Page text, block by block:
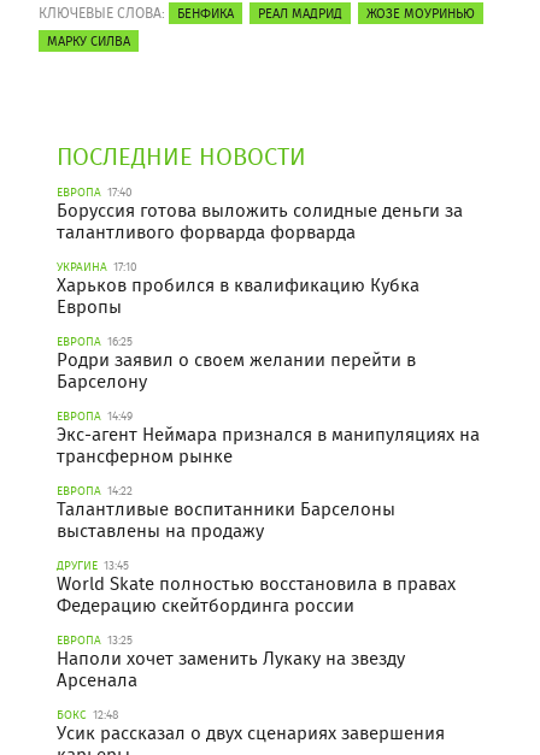
КЛЮЧЕВЫЕ СЛОВА: БЕНФИКА РЕАЛ МАДРИД
ЖОЗЕ МОУРИНЬЮ
МАРКУ СИЛВА
ПОСЛЕДНИЕ НОВОСТИ
ЕВРОПА 17:40
Боруссия готова выложить солидные деньги за
талантливого форварда форварда
УКРАИНА 17:10
Харьков пробился в квалификацию Кубка
Европы
ЕВРОПА 16:25
Родри заявил о своем желании перейти в
Барселону
ЕВРОПА 14:49
Экс-агент Неймара признался в манипуляциях на
трансферном рынке
ЕВРОПА 14:22
Талантливые воспитанники Барселоны
выставлены на продажу
ДРУГИЕ 13:45
World Skate полностью восстановила в правах
Федерацию скейтбординга россии
ЕВРОПА 13:25
Наполи хочет заменить Лукаку на звезду
Арсенала
БОКС 12:48
Усик рассказал о двух сценариях завершения